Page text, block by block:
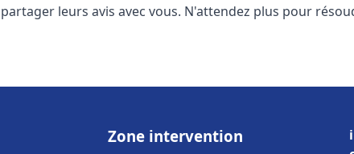
partager leurs avis avec vous. N'attendez plus pour
Zone intervention